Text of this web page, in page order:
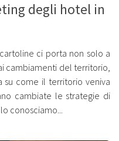
degli hotel in
ci porta non solo a
cambiamenti del territorio,
su come il territorio veniva
cambiate le strategie di
conosciamo...